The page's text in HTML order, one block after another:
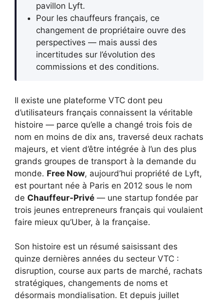
pavillon Lyft.
Pour les chauffeurs français, ce
changement de propriétaire ouvre des
perspectives — mais aussi des
incertitudes sur l’évolution des
commissions et des conditions.
Il existe une plateforme VTC dont peu
d’utilisateurs français connaissent la véritable
histoire — parce qu’elle a changé trois fois de
nom en moins de dix ans, traversé deux rachats
majeurs, et vient d’être intégrée à l’un des plus
grands groupes de transport à la demande du
monde. Free Now, aujourd’hui propriété de Lyft,
est pourtant née à Paris en 2012 sous le nom
de Chauffeur-Privé — une startup fondée par
trois jeunes entrepreneurs français qui voulaient
faire mieux qu’Uber, à la française.
Son histoire est un résumé saisissant des
quinze dernières années du secteur VTC :
disruption, course aux parts de marché, rachats
stratégiques, changements de noms et
désormais mondialisation. Et depuis juillet